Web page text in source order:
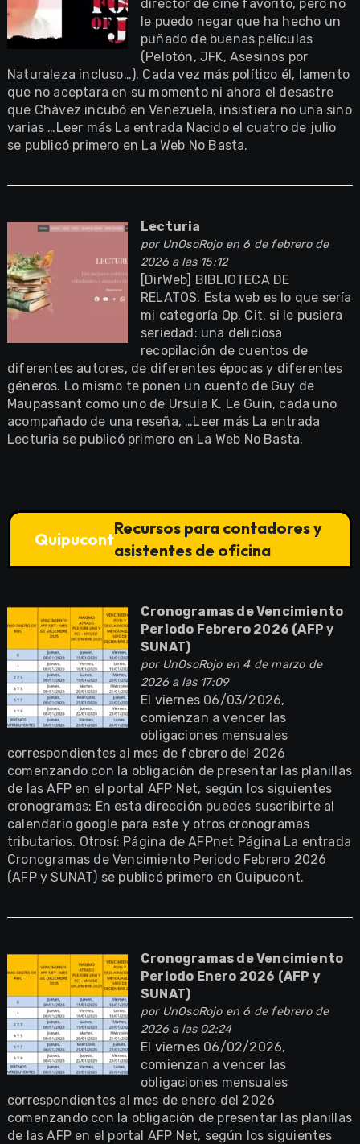
director de cine favorito, pero no
le puedo negar que ha hecho un
puñado de buenas películas
(Pelotón, JFK, Asesinos por
Naturaleza incluso…). Cada vez más político él, lamento
que no aceptara en su momento ni ahora el desastre
que Chávez incubó en Venezuela, insistiera no una sino
varias …Leer más La entrada Nacido el cuatro de julio
se publicó primero en La Web No Basta.
Lecturia
por UnOsoRojoen 6 de febrero de
2026 a las 15:12
[DirWeb] BIBLIOTECA DE
RELATOS. Esta web es lo que sería
mi categoría Op. Cit. si le pusiera
seriedad: una deliciosa
recopilación de cuentos de
diferentes autores, de diferentes épocas y diferentes
géneros. Lo mismo te ponen un cuento de Guy de
Maupassant como uno de Ursula K. Le Guin, cada uno
acompañado de una reseña, …Leer más La entrada
Lecturia se publicó primero en La Web No Basta.
Quipucont
Recursos para contadores y
asistentes de oficina
Cronogramas de Vencimiento
Periodo Febrero 2026 (AFP y
SUNAT)
por UnOsoRojoen 4 de marzo de
2026 a las 17:09
El viernes 06/03/2026,
comienzan a vencer las
obligaciones mensuales
correspondientes al mes de febrero del 2026
comenzando con la obligación de presentar las planillas
de las AFP en el portal AFP Net, según los siguientes
cronogramas: En esta dirección puedes suscribirte al
calendario google para este y otros cronogramas
tributarios. Otrosí: Página de AFPnet Página La entrada
Cronogramas de Vencimiento Periodo Febrero 2026
(AFP y SUNAT) se publicó primero en Quipucont.
Cronogramas de Vencimiento
Periodo Enero 2026 (AFP y
SUNAT)
por UnOsoRojoen 6 de febrero de
2026 a las 02:24
El viernes 06/02/2026,
comienzan a vencer las
obligaciones mensuales
correspondientes al mes de enero del 2026
comenzando con la obligación de presentar las planillas
de las AFP en el portal AFP Net, según los siguientes